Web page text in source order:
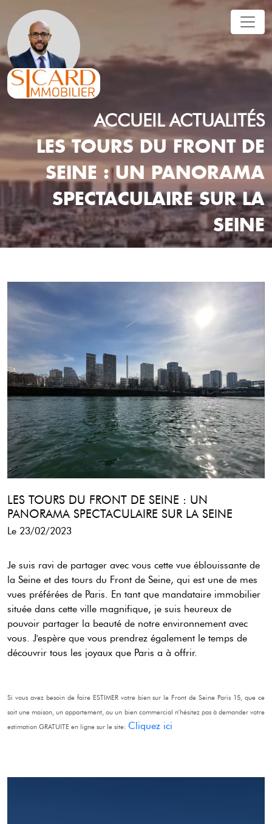
ACCUEIL ACTUALITÉS
LES TOURS DU FRONT DE
SEINE : UN PANORAMA
SPECTACULAIRE SUR LA
SEINE
LES TOURS DU FRONT DE SEINE : UN
PANORAMA SPECTACULAIRE SUR LA SEINE
Le 23/02/2023
Je suis ravi de partager avec vous cette vue éblouissante de
la Seine et des tours du Front de Seine, qui est une de mes
vues préférées de Paris. En tant que mandataire immobilier
située dans cette ville magnifique, je suis heureux de
pouvoir partager la beauté de notre environnement avec
vous. J'espère que vous prendrez également le temps de
découvrir tous les joyaux que Paris a à offrir.
Si vous avez besoin de faire ESTIMER votre bien sur le Front de Seine Paris 15, que ce
soit une maison, un appartement, ou un bien commercial n'hésitez pas à demander votre
estimation GRATUITE en ligne sur le site: Cliquez ici